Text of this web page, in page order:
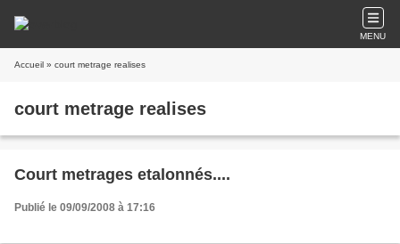
MENU
Accueil » court metrage realises
court metrage realises
Court metrages etalonnés....
Publié le 09/09/2008 à 17:16